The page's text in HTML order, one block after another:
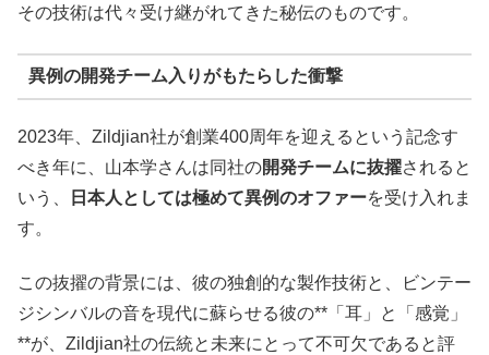
その技術は代々受け継がれてきた秘伝のものです。
異例の開発チーム入りがもたらした衝撃
2023年、Zildjian社が創業400周年を迎えるという記念す
べき年に、山本学さんは同社の開発チームに抜擢されると
いう、
日本人としては極めて異例のオファーを受け入れま
す。
この抜擢の背景には、彼の独創的な製作技術と、ビンテー
ジシンバルの音を現代に蘇らせる彼の**「耳」と「感覚」
**が、Zildjian社の伝統と未来にとって不可欠であると評